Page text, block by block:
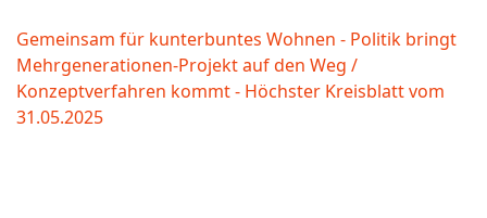
Gemeinsam für kunterbuntes Wohnen - Politik bringt
Mehrgenerationen-Projekt auf den Weg /
Konzeptverfahren kommt - Höchster Kreisblatt vom
31.05.2025